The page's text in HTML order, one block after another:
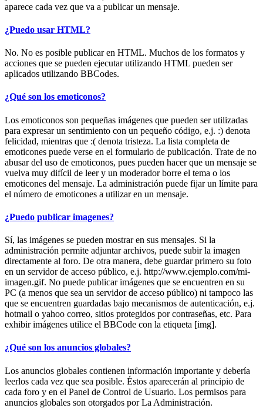
aparece cada vez que va a publicar un mensaje.
¿Puedo usar HTML?
No. No es posible publicar en HTML. Muchos de los formatos y
acciones que se pueden ejecutar utilizando HTML pueden ser
aplicados utilizando BBCodes.
¿Qué son los emoticonos?
Los emoticonos son pequeñas imágenes que pueden ser utilizadas
para expresar un sentimiento con un pequeño código, e.j. :) denota
felicidad, mientras que :( denota tristeza. La lista completa de
emoticones puede verse en el formulario de publicación. Trate de no
abusar del uso de emoticonos, pues pueden hacer que un mensaje se
vuelva muy difícil de leer y un moderador borre el tema o los
emoticones del mensaje. La administración puede fijar un límite para
el número de emoticones a utilizar en un mensaje.
¿Puedo publicar imagenes?
Sí, las imágenes se pueden mostrar en sus mensajes. Si la
administración permite adjuntar archivos, puede subir la imagen
directamente al foro. De otra manera, debe guardar primero su foto
en un servidor de acceso público, e.j. http://www.ejemplo.com/mi-
imagen.gif. No puede publicar imágenes que se encuentren en su
PC (a menos que sea un servidor de acceso público) ni tampoco las
que se encuentren guardadas bajo mecanismos de autenticación, e.j.
hotmail o yahoo correo, sitios protegidos por contraseñas, etc. Para
exhibir imágenes utilice el BBCode con la etiqueta [img].
¿Qué son los anuncios globales?
Los anuncios globales contienen información importante y debería
leerlos cada vez que sea posible. Éstos aparecerán al principio de
cada foro y en el Panel de Control de Usuario. Los permisos para
anuncios globales son otorgados por La Administración.